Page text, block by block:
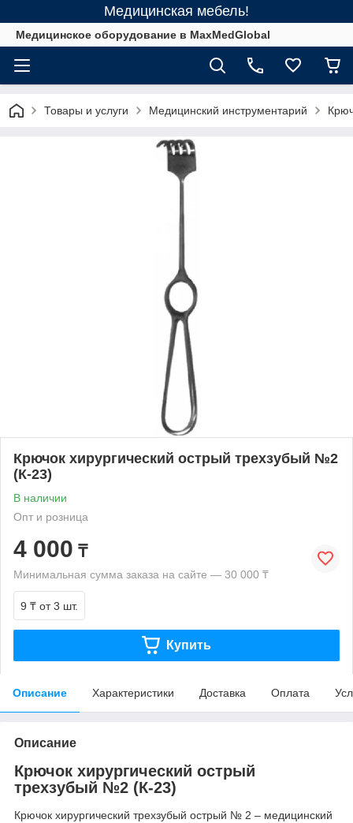
Медицинская мебель!
Медицинское оборудование в MaxMedGlobal
Товары и услуги Медицинский инструментарий
Крючок хирургический острый трехзубый №2
(К-23)
В наличии
Опт и розница
4 000 ₸
Минимальная сумма заказа на сайте — 30 000 ₸
9 ₸ от 3 шт.
Купить
Описание Характеристики Доставка Оплата
Описание
Крючок хирургический острый
трехзубый №2 (К-23)
Крючок хирургический трехзубый острый № 2 – медицинский